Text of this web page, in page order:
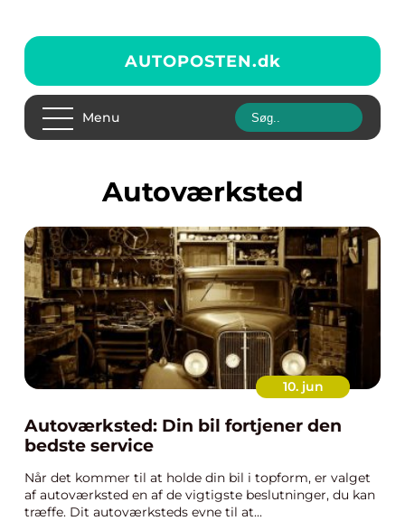
AUTOPOSTEN.dk
Menu
autoværksted
10. jun
Autoværksted: Din bil fortjener den
bedste service
Når det kommer til at holde din bil i topform, er valget
af autoværksted en af de vigtigste beslutninger, du kan
træffe. Dit autoværksteds evne til at...